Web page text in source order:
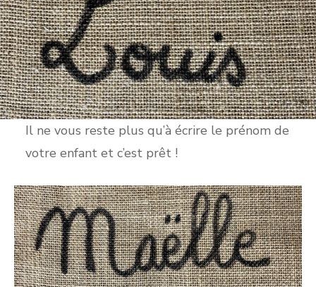
Il ne vous reste plus qu’à écrire le prénom de
votre enfant et c’est prêt !